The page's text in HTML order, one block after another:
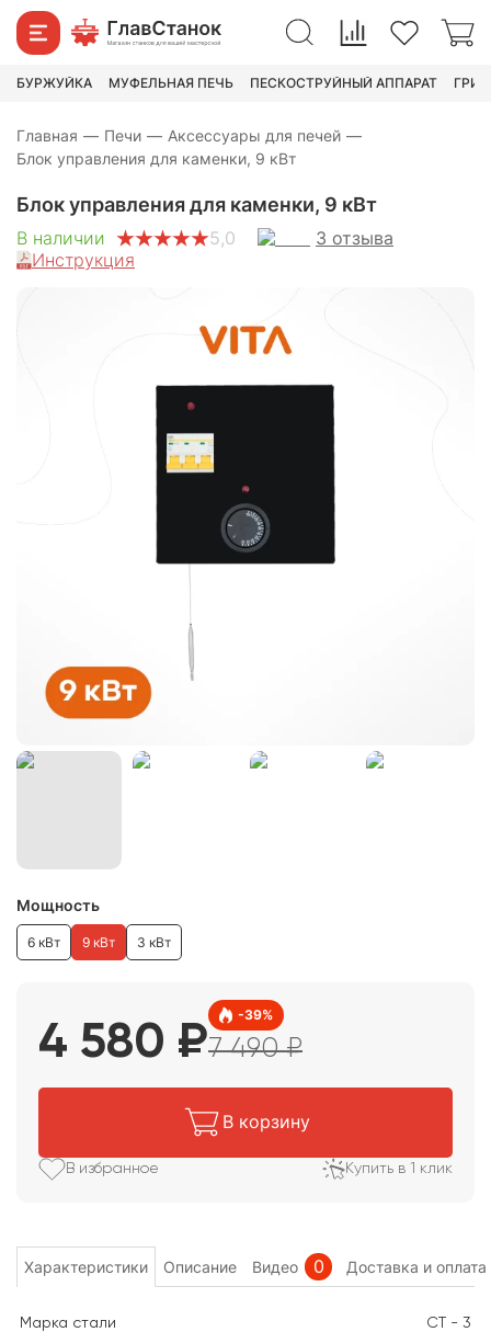
БУРЖУЙКА МУФЕЛЬНАЯ ПЕЧЬ ПЕСКОСТРУЙНЫЙ АППАРАТ
Главная — Печи — Аксессуары для печей —
Блок управления для каменки, 9 кВт
4 580 ₽7 490
Блок управления для каменки, 9 кВт
В наличии 5,0 3 отзыва
Инструкция
Мощность
6 кВт 9 кВт 3 кВт
4 580 ₽
-39%
7 490₽
В корзину
В избранное Купить в 1 клик
Характеристики Описание Видео 0 Доставка и оплата
Марка стали
СТ - 3